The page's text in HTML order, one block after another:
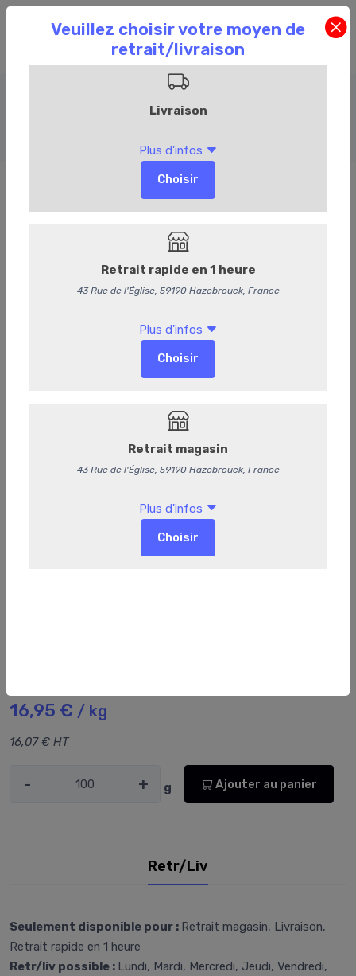
Charcuterie
16,95 € / kg
16,07 € HT
- + g Ajouter au panier
Retr/Liv
Seulement disponible pour : Retrait magasin, Livraison,
Retrait rapide en 1 heure
Retr/liv possible : Lundi, Mardi, Mercredi, Jeudi, Vendredi,